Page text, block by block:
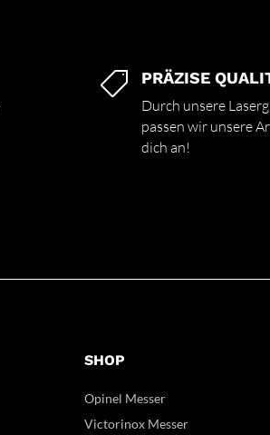
 PRÄZISE
Durch unsere
passen wir unsere
dich an!
SHOP
Opinel Messer
Victorinox Messer